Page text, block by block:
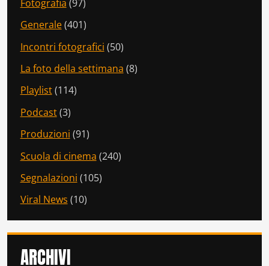
Fotografia (97)
Generale(401)
Incontri fotografici (50)
La foto della settimana (8)
Playlist(114)
Podcast(3)
Produzioni (91)
Scuola di cinema (240)
Segnalazioni (105)
Viral News (10)
ARCHIVI